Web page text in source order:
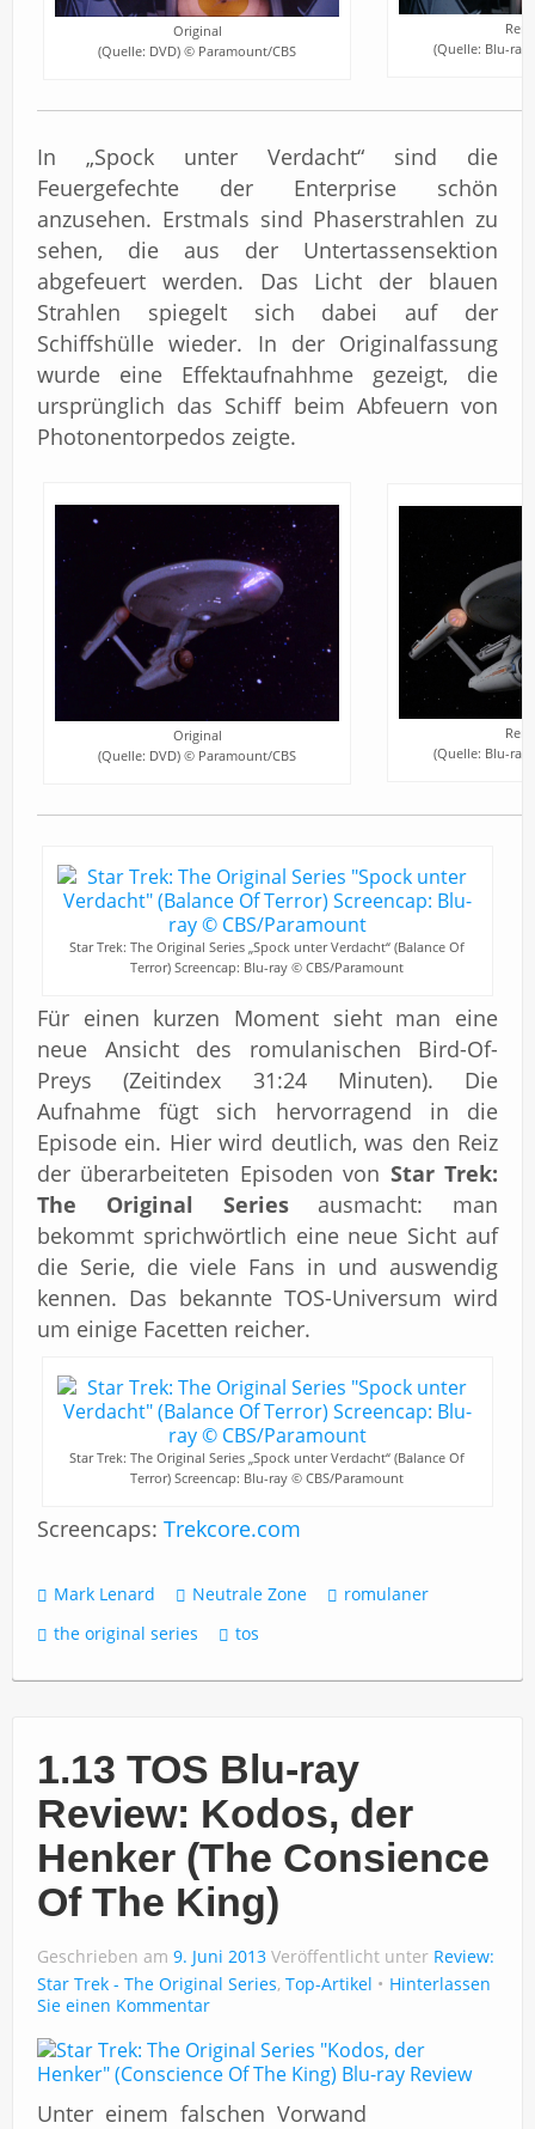
Original
(Quelle: DVD) © Paramount/CBS
(Quelle: Blu-
In „Spock unter Verdacht“ sind die
Feuergefechte der Enterprise schön
anzusehen. Erstmals sind Phaserstrahlen zu
sehen, die aus der Untertassensektion
abgefeuert werden. Das Licht der blauen
Strahlen spiegelt sich dabei auf der
Schiffshülle wieder. In der Originalfassung
wurde eine Effektaufnahhme gezeigt, die
ursprünglich das Schiff beim Abfeuern von
Photonentorpedos zeigte.
Original
(Quelle: DVD) © Paramount/CBS
(Quelle: Blu-
Star Trek: The Original Series „Spock unter Verdacht“ (Balance Of
Terror) Screencap: Blu-ray © CBS/Paramount
Für einen kurzen Moment sieht man eine
neue Ansicht des romulanischen Bird-Of-
Preys (Zeitindex 31:24 Minuten). Die
Aufnahme fügt sich hervorragend in die
Episode ein. Hier wird deutlich, was den Reiz
der überarbeiteten Episoden von Star Trek:
The Original Seriesausmacht: man
bekommt sprichwörtlich eine neue Sicht auf
die Serie, die viele Fans in und auswendig
kennen. Das bekannte TOS-Universum wird
um einige Facetten reicher.
Star Trek: The Original Series „Spock unter Verdacht“ (Balance Of
Terror) Screencap: Blu-ray © CBS/Paramount
Screencaps: Trekcore.com
Mark Lenard Neutrale Zone
romulaner
the original series
tos
1.13 TOS Blu-ray
Review: Kodos, der
Henker (The Consience
Of The King)
Geschrieben am 9. Juni 2013 Veröffentlicht unter Review:
Star Trek - The Original Series, Top-Artikel
Hinterlassen
Sie einen Kommentar
Unter einem falschen Vorwand